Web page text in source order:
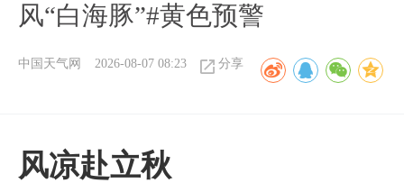
风“白海豚”#黄色预警
中国天气网 2026-08-07 08:23 分享
风凉赴立秋